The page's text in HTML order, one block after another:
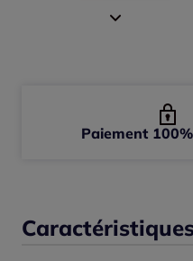
Paiement